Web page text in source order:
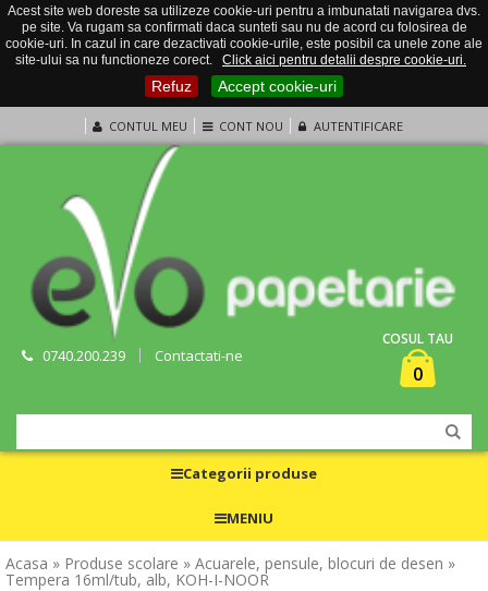
Acest site web doreste sa utilizeze cookie-uri pentru a imbunatati navigarea dvs.
pe site. Va rugam sa confirmati daca sunteti sau nu de acord cu folosirea de
cookie-uri. In cazul in care dezactivati cookie-urile, este posibil ca unele zone ale
site-ului sa nu functioneze corect.
Click aici pentru detalii despre cookie-uri.
Refuz Accept cookie-uri
CONTUL MEU CONT NOU AUTENTIFICARE
0740.200.239 Contactati-ne
COSUL TAU
0
Categorii produse
MENIU
Acasa » Produse scolare » Acuarele, pensule, blocuri de desen »
Tempera 16ml/tub, alb, KOH-I-NOOR